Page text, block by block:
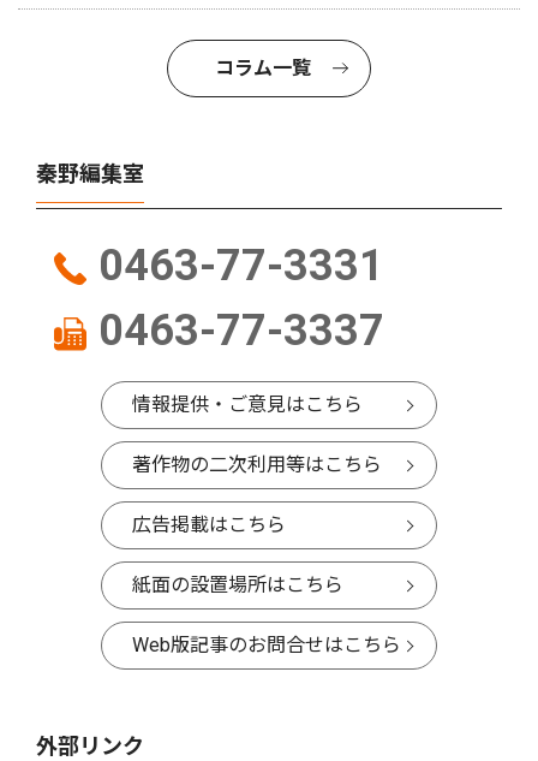
コラム一覧
秦野編集室
0463-77-3331
0463-77-3337
情報提供・ご意見はこちら
著作物の二次利用等はこちら
広告掲載はこちら
紙面の設置場所はこちら
Web版記事のお問合せはこちら
外部リンク